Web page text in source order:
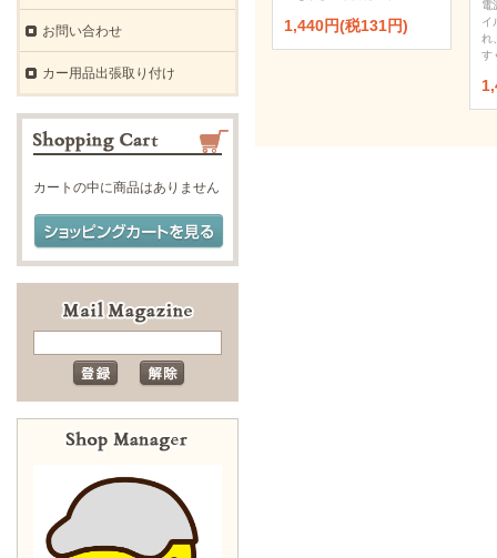
1,440円(税131円)
電
イ
れ
す
お問い合わせ
カー用品出張取り付け
カートの中に商品はありません